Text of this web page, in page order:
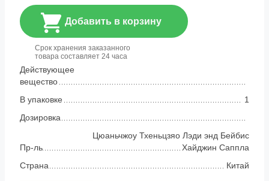
Добавить в корзину
Срок хранения заказанного
товара составляет 24 часа
Действующее
вещество
В упаковке
1
Дозировка
Пр-ль
Цюаньчжоу Тхеньцзяо Лэди энд Бейбис
Хайджин Саппла
Страна
Китай